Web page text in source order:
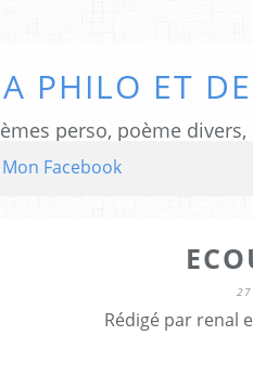
PHILO ET
perso, poème divers,
Mon Facebook
27
Rédigé par renal